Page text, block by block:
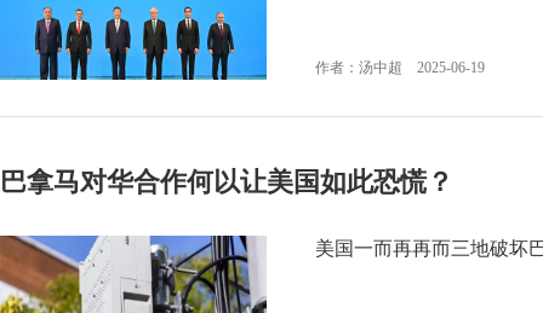
作者：汤中超 2025-06-19
巴拿马对华合作何以让美国如此恐慌？
美国一而再再而三地破坏